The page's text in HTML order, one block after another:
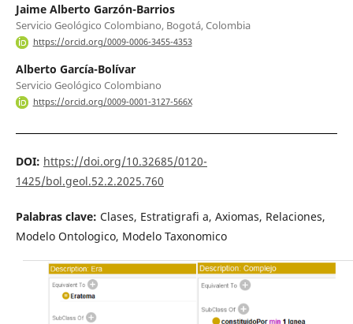
Jaime Alberto Garzón-Barrios
Servicio Geológico Colombiano, Bogotá, Colombia
https://orcid.org/0009-0006-3455-4353
Alberto García-Bolívar
Servicio Geológico Colombiano
https://orcid.org/0009-0001-3127-566X
DOI: https://doi.org/10.32685/0120-
1425/bol.geol.52.2.2025.760
Palabras clave: Clases, Estratigrafi a, Axiomas, Relaciones,
Modelo Ontologico, Modelo Taxonomico